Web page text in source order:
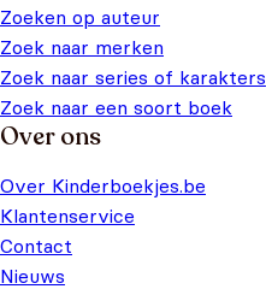
Zoeken op auteur
Zoek naar merken
Zoek naar series of karakters
Zoek naar een soort boek
Over ons
Over Kinderboekjes.be
Klantenservice
Contact
Nieuws